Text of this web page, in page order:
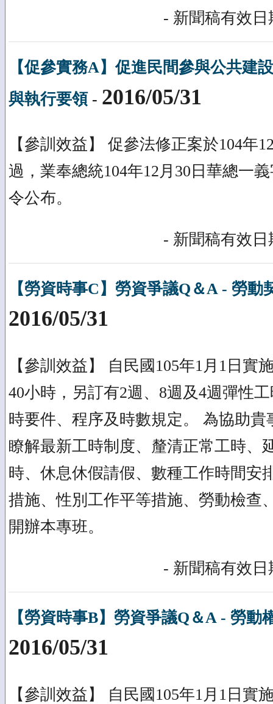
- 新聞稿有效日
【促參實務A】促進民間參與公共建
與執行要領- 2016/05/31
【參訓效益】 促參法修正案於104年
過，業奉總統104年12月30日華總一義
令公布。
- 新聞稿有效日
【勞資時事C】勞資爭議Q＆A - 勞動
2016/05/31
【參訓效益】 自民國105年1月1日實
40小時，另訂有2週、8週及4週彈性
時要件、程序及時數規定。 為協助
瞭解最新工時制度、釐清正常工時、
時、休息休假請假、數種工作時間安
措施、性別工作平等措施、勞動檢查
開辦本專班。
- 新聞稿有效日
【勞資時事B】勞資爭議Q＆A - 勞動
2016/05/31
【參訓效益】 自民國105年1月1日實